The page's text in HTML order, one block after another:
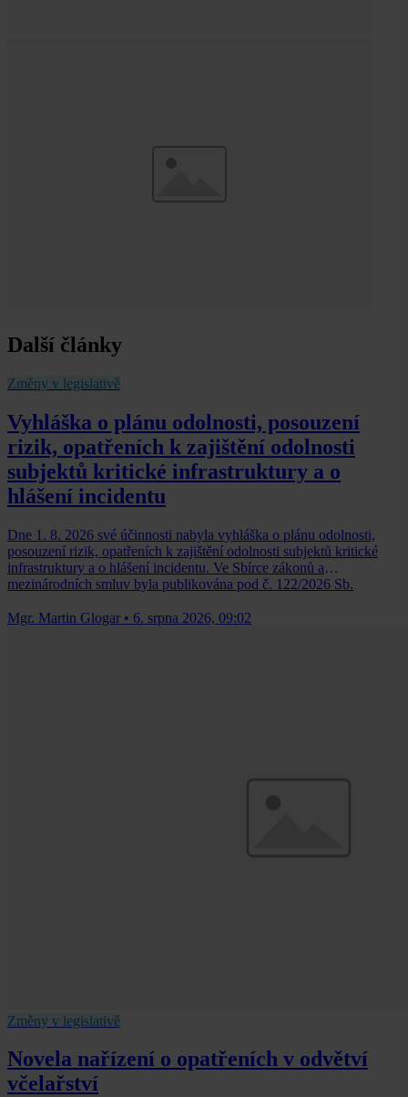
Další články
Změny v legislativě
Vyhláška o plánu odolnosti, posouzení
rizik, opatřeních k zajištění odolnosti
subjektů kritické infrastruktury a o
hlášení incidentu
Dne 1. 8. 2026 své účinnosti nabyla vyhláška o plánu odolnosti,
posouzení rizik, opatřeních k zajištění odolnosti subjektů kritické
infrastruktury a o hlášení incidentu. Ve Sbírce zákonů a
mezinárodních smluv byla publikována pod č. 122/2026 Sb.
Mgr. Martin Glogar • 6. srpna 2026, 09:02
Změny v legislativě
Novela nařízení o opatřeních v odvětví
včelařství